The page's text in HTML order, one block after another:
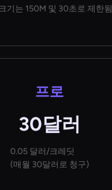
기는 150M 및 30초로 제한됨
프로
30달러
0.05 달러/크레딧
(매월 30달러로 청구)